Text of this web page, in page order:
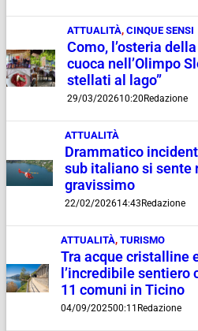
ATTUALITÀ, CINQUE SENSI
Como, l’osteria
cuoca nell’Olimpo
stellati al lago”
29/03/202610:20Redazione
ATTUALITÀ
Drammatico
sub italiano si sente
gravissimo
22/02/202614:43Redazione
ATTUALITÀ, TURISMO
Tra acque cristalline
l’incredibile sentiero
11 comuni in Ticino
04/09/202500:11 Redazione